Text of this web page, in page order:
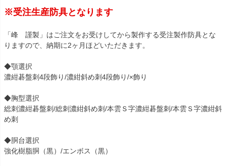
※受注生産防具となります
「峰 謹製」はご注文をお受けしてから製作する受注製作防具とな
りますので、納期に2ヶ月ほどいただきます。
◆顎選択
濃紺碁盤刺4段飾り/濃紺斜め刺4段飾り/×飾り
◆胸型選択
総刺濃紺碁盤刺/総刺濃紺斜め刺/本雲Ｓ字濃紺碁盤刺/本雲Ｓ字濃紺斜
め刺
◆胴台選択
強化樹脂胴（黒）/エンボス（黒）